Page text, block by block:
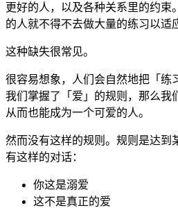
更好的人，以及各种关系里的约束
的人就不得不去做大量的练习以适
这种缺失很常见。
很容易想象，人们会自然地把「练
我们掌握了「爱」的规则，那么我
从而也能成为一个可爱的人。
然而没有这样的规则。规则是达到
有这样的对话：
你这是溺爱
这不是真正的爱